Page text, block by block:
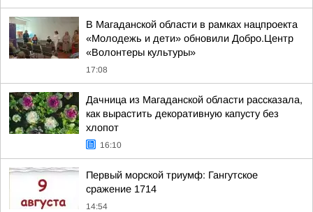
В Магаданской области в рамках нацпроекта
«Молодежь и дети» обновили Добро.Центр
«Волонтеры культуры»
17:08
Дачница из Магаданской области рассказала,
как вырастить декоративную капусту без
хлопот
16:10
Первый морской триумф: Гангутское
сражение 1714
14:54